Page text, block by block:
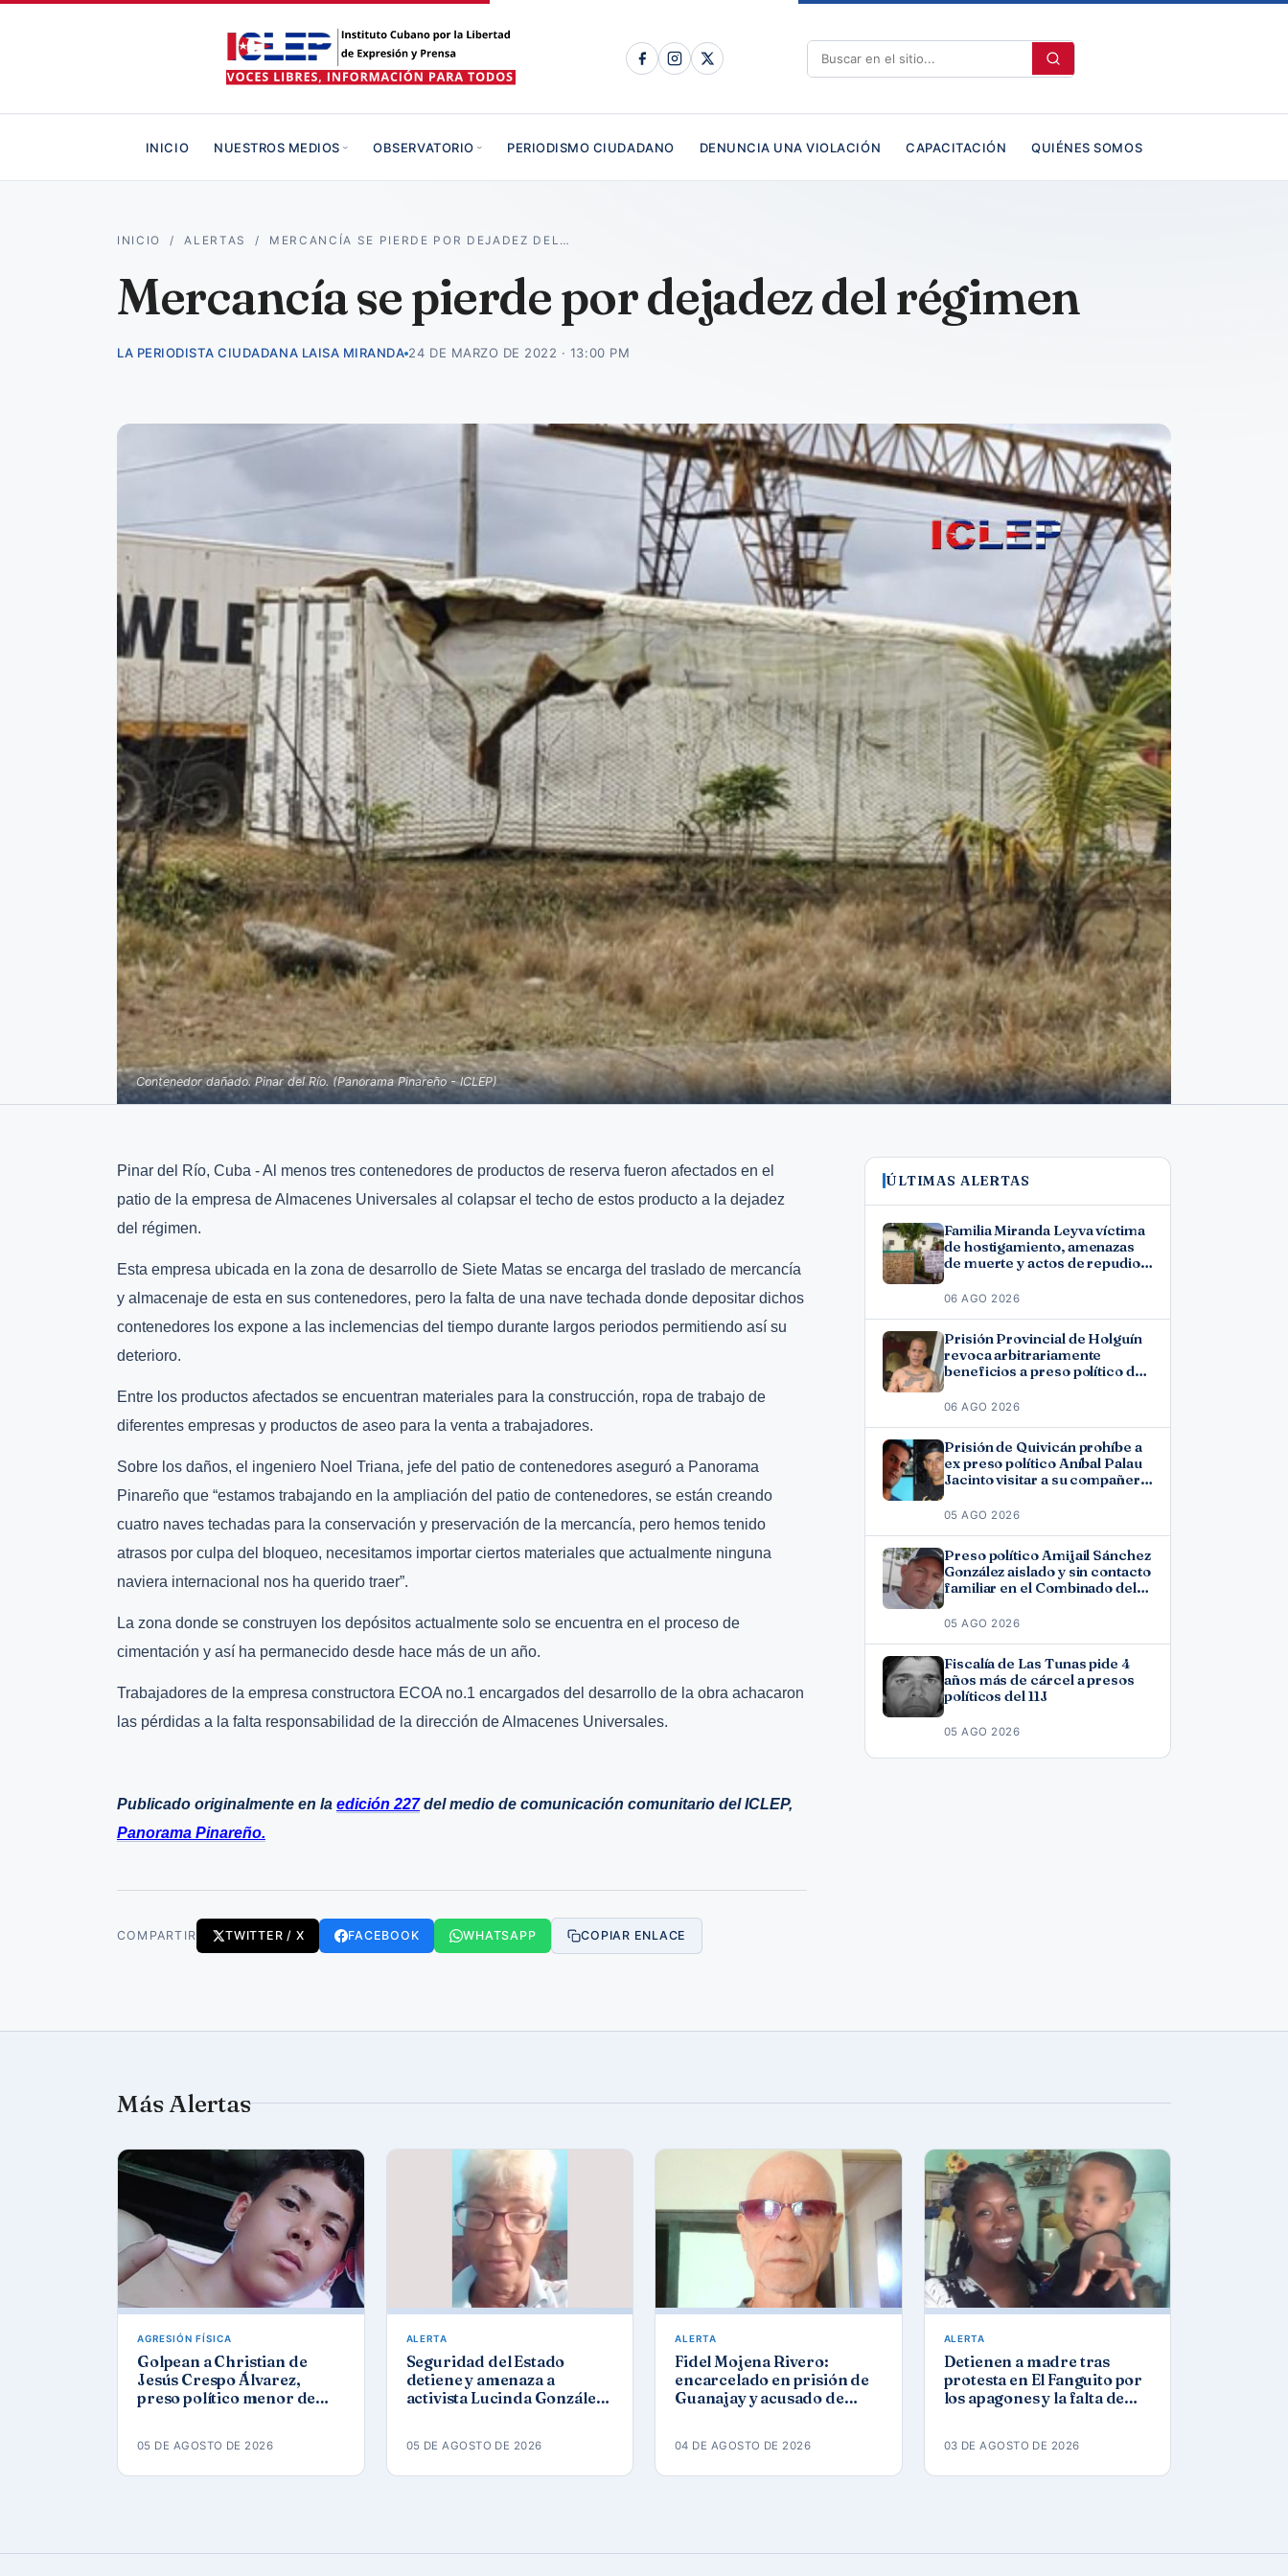
INICIO NUESTROS MEDIOS OBSERVATORIO PERIODISMO CIUDADANO DENUNCIA UNA VIOLACIÓN CAPACITACIÓN QUIÉNES SOMOS
INICIO /ALERTAS / MERCANCÍA SE PIERDE POR DEJADEZ DEL…
Mercancía se pierde por dejadez del régimen
LA PERIODISTA CIUDADANA LAISA MIRANDA 24 DE MARZO DE 2022 · 13:00 PM
Contenedor dañado. Pinar del Río. (Panorama Pinareño - ICLEP)
Pinar del Río, Cuba - Al menos tres contenedores de productos de reserva fueron afectados en el
patio de la empresa de Almacenes Universales al colapsar el techo de estos producto a la dejadez
del régimen.
Esta empresa ubicada en la zona de desarrollo de Siete Matas se encarga del traslado de mercancía
y almacenaje de esta en sus contenedores, pero la falta de una nave techada donde depositar dichos
contenedores los expone a las inclemencias del tiempo durante largos periodos permitiendo así su
deterioro.
Entre los productos afectados se encuentran materiales para la construcción, ropa de trabajo de
diferentes empresas y productos de aseo para la venta a trabajadores.
Sobre los daños, el ingeniero Noel Triana, jefe del patio de contenedores aseguró a Panorama
Pinareño que “estamos trabajando en la ampliación del patio de contenedores, se están creando
cuatro naves techadas para la conservación y preservación de la mercancía, pero hemos tenido
atrasos por culpa del bloqueo, necesitamos importar ciertos materiales que actualmente ninguna
naviera internacional nos ha querido traer”.
La zona donde se construyen los depósitos actualmente solo se encuentra en el proceso de
cimentación y así ha permanecido desde hace más de un año.
Trabajadores de la empresa constructora ECOA no.1 encargados del desarrollo de la obra achacaron
las pérdidas a la falta responsabilidad de la dirección de Almacenes Universales.
Publicado originalmente en la edición 227del medio de comunicación comunitario del ICLEP,
Panorama Pinareño.
COMPARTIR TWITTER / X FACEBOOK WHATSAPP COPIAR ENLACE
ÚLTIMAS ALERTAS
Familia Miranda Leyva víctima
de hostigamiento, amenazas
de muerte y actos de repudio
06 AGO 2026
Prisión Provincial de Holguín
revoca arbitrariamente
beneficios a preso político del
06 AGO 2026
Prisión de Quivicán prohíbe a
ex preso político Aníbal Palau
Jacinto visitar a su compañero
Fonseca
05 AGO 2026
Preso político Amijail Sánchez
González aislado y sin contacto
familiar en el Combinado del
05 AGO 2026
Fiscalía de Las Tunas pide 4
años más de cárcel a presos
políticos del 11J
05 AGO 2026
Más Alertas
AGRESIÓN FÍSICA
Golpean a Christian de
Jesús Crespo Álvarez,
preso político menor de
05 DE AGOSTO DE 2026
ALERTA
Seguridad del Estado
detiene y amenaza a
activista Lucinda González
05 DE AGOSTO DE 2026
ALERTA
Fidel Mojena Rivero:
encarcelado en prisión de
Guanajay y acusado de
04 DE AGOSTO DE 2026
ALERTA
Detienen a madre tras
protesta en El Fanguito por
los apagones y la falta de
03 DE AGOSTO DE 2026